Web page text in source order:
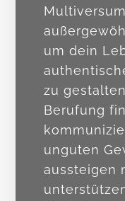
um dein
zu
Berufung
unguten
aussteigen